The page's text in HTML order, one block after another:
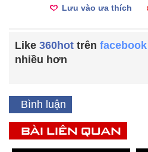
Lưu vào ưa thích
Like 360hot trên facebook
nhiều hơn
Bình luận
BÀI LIÊN QUAN